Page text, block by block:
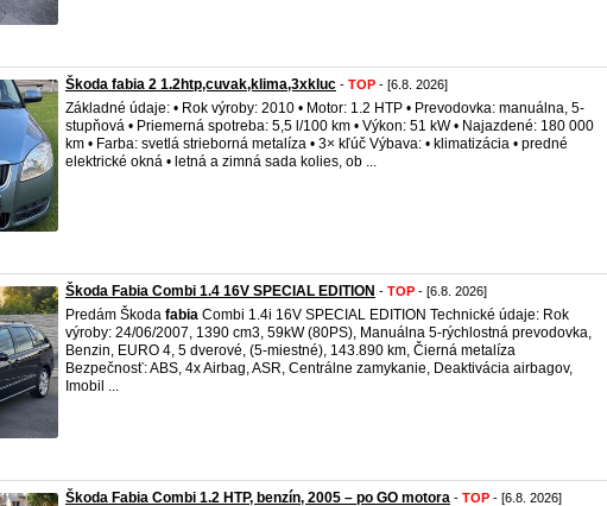
Škoda fabia 2 1.2htp,cuvak,klima,3xkluc - TOP - [6.8. 2026]
Základné údaje: • Rok výroby: 2010 • Motor: 1.2 HTP • Prevodovka: manuálna, 5-
stupňová • Priemerná spotreba: 5,5 l/100 km • Výkon: 51 kW • Najazdené: 180 000
km • Farba: svetlá strieborná metalíza • 3× kľúč Výbava: • klimatizácia • predné
elektrické okná • letná a zimná sada kolies, ob ...
Škoda Fabia Combi 1.4 16V SPECIAL EDITION - TOP - [6.8. 2026]
Predám Škoda fabia Combi 1.4i 16V SPECIAL EDITION Technické údaje: Rok
výroby: 24/06/2007, 1390 cm3, 59kW (80PS), Manuálna 5-rýchlostná prevodovka,
Benzin, EURO 4, 5 dverové, (5-miestné), 143.890 km, Čierná metalíza
Bezpečnosť: ABS, 4x Airbag, ASR, Centrálne zamykanie, Deaktivácia airbagov,
Imobil ...
Škoda Fabia Combi 1.2 HTP, benzín, 2005 – po GO motora - TOP - [6.8. 2026]